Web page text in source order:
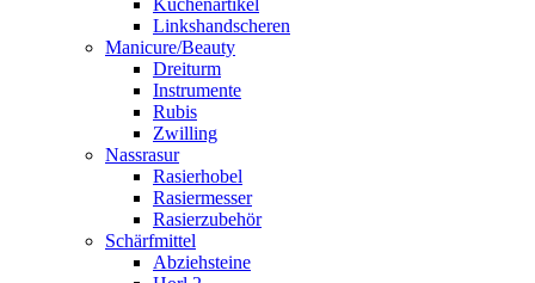
Küchenartikel
Linkshandscheren
Manicure/Beauty
Dreiturm
Instrumente
Rubis
Zwilling
Nassrasur
Rasierhobel
Rasiermesser
Rasierzubehör
Schärfmittel
Abziehsteine